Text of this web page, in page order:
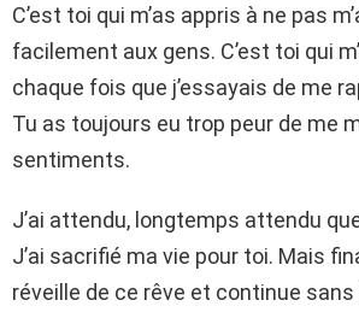
C’est toi qui m’as appris à ne pas
facilement aux gens. C’est toi qui
chaque fois que j’essayais de me
Tu as toujours eu trop peur de me
sentiments.
J’ai attendu, longtemps attendu
J’ai sacrifié ma vie pour toi. Mais
réveille de ce rêve et continue sans